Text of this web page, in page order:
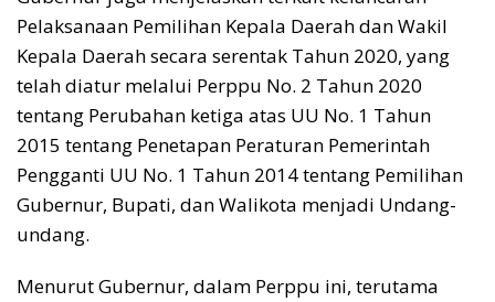
Pelaksanaan Pemilihan Kepala Daerah dan Wakil
Kepala Daerah secara serentak Tahun 2020, yang
telah diatur melalui Perppu No. 2 Tahun 2020
tentang Perubahan ketiga atas UU No. 1 Tahun
2015 tentang Penetapan Peraturan Pemerintah
Pengganti UU No. 1 Tahun 2014 tentang Pemilihan
Gubernur, Bupati, dan Walikota menjadi Undang-
undang.
Menurut Gubernur, dalam Perppu ini, terutama